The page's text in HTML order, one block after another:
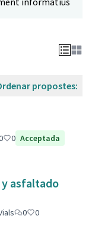
propostes:
0 Acceptada
y asfaltado
0
0